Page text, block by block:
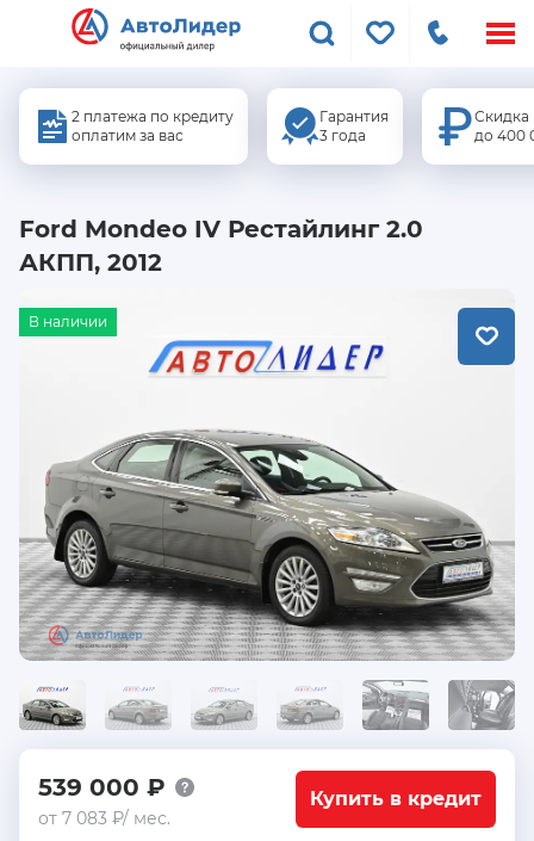
2 платежа по кредиту
оплатим за вас
Гарантия
3 года
Скидка
до 400
Ford Mondeo IV Рестайлинг 2.0
АКПП, 2012
В наличии
539 000 ₽
от 7 083 ₽/ мес.
Купить в кредит